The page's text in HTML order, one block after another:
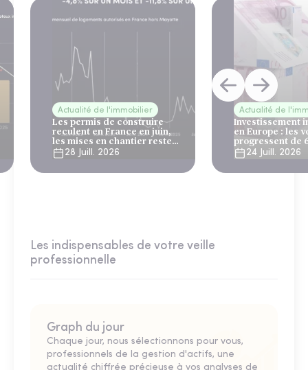
Actualité de l'immobilier
Les permis de construire
reculent en France en juin,
les mises en chantier restent
solides
28 Juill. 2026
Actualité de
Investissement
en Europe : les
progressent de
24 Juill. 2026
Les indispensables de votre veille
professionnelle
Graph du jour
Chaque jour, nous sélectionnons pour vous,
professionnels de la gestion d'actifs, une
actualité chiffrée précieuse à vos analyses de